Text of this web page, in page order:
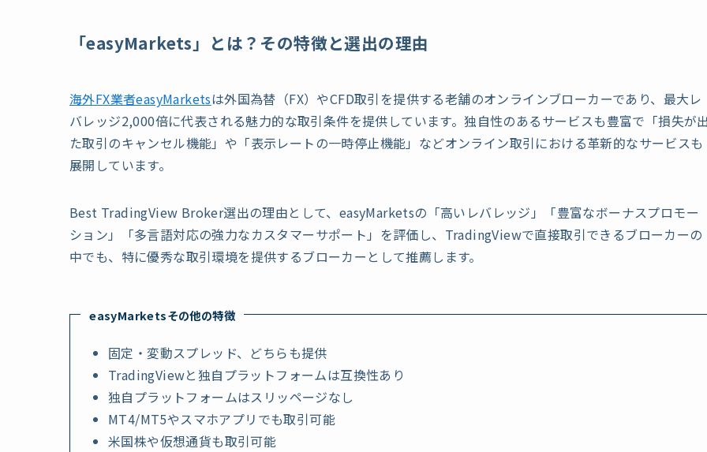
「easyMarkets」とは？その特徴と選出の理由
海外FX業者easyMarketsは外国為替（FX）やCFD取引を提供する老舗のオンラインブローカーであり、最大レ
バレッジ2,000倍に代表される魅力的な取引条件を提供しています。独自性のあるサービスも豊富で「損失が
た取引のキャンセル機能」や「表示レートの一時停止機能」などオンライン取引における革新的なサービスも
展開しています。
Best TradingView Broker選出の理由として、easyMarketsの「高いレバレッジ」「豊富なボーナスプロモー
ション」「多言語対応の強力なカスタマーサポート」を評価し、TradingViewで直接取引できるブローカーの
中でも、特に優秀な取引環境を提供するブローカーとして推薦します。
easyMarketsその他の特徴
固定・変動スプレッド、どちらも提供
TradingViewと独自プラットフォームは互換性あり
独自プラットフォームはスリッページなし
MT4/MT5やスマホアプリでも取引可能
米国株や仮想通貨も取引可能